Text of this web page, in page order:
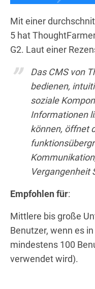
Mit einer
5 hat
G2. Laut einer
Das CMS von
bedienen,
soziale
Informationen
können, öffnet
Vergangenheit
Empfohlen für:
Mittlere bis große
Benutzer, wenn es
mindestens 100
verwendet wird).